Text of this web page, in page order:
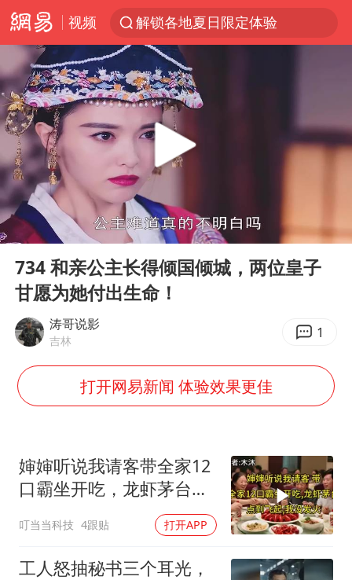
视频
解锁各地夏日限定体验
白海豚将正面袭击贯穿浙江
男童模仿奥特曼从高处跳下致骨折
金饰克价一夜涨回1300元
名创优品一次性内裤 颜面尽失
视频丨中国东方电气集团原党组副书记、董事宋致远被查
梁家辉：到内地拍戏不是北上是回归
包文婧：二胎很难一碗水端平
香港宏福苑火灾或由烟头引起
浙江台州《告全体市民书》
浙江一9岁男孩被海浪卷走仍在搜救中
网传《披荆斩棘2026》名单
媒体：“内容由AI生成”不是免责盾牌
人民的健康、体质、幸福一脉相承
Play
00:00 02:51
734 和亲公主长得倾国倾城，两位皇子
甘愿为她付出生命！
涛哥说影
吉林 1
打开网易新闻 体验效果更佳
婶婶听说我请客带全家12
口霸坐开吃，龙虾茅台点
叮当当科技 4跟贴 打开APP
工人怒抽秘书三个耳光，